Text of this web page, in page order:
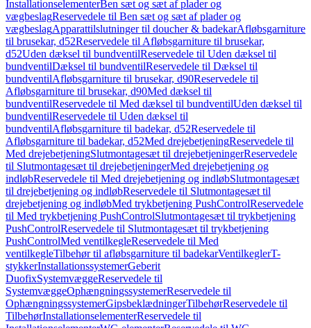
InstallationselementerBen sæt og sæt af plader og
vægbeslagReservedele til Ben sæt og sæt af plader og
vægbeslagApparattilslutninger til doucher & badekarAfløbsgarniture
til brusekar, d52Reservedele til Afløbsgarniture til brusekar,
d52Uden dæksel til bundventilReservedele til Uden dæksel til
bundventilDæksel til bundventilReservedele til Dæksel til
bundventilAfløbsgarniture til brusekar, d90Reservedele til
Afløbsgarniture til brusekar, d90Med dæksel til
bundventilReservedele til Med dæksel til bundventilUden dæksel til
bundventilReservedele til Uden dæksel til
bundventilAfløbsgarniture til badekar, d52Reservedele til
Afløbsgarniture til badekar, d52Med drejebetjeningReservedele til
Med drejebetjeningSlutmontagesæt til drejebetjeningerReservedele
til Slutmontagesæt til drejebetjeningerMed drejebetjening og
indløbReservedele til Med drejebetjening og indløbSlutmontagesæt
til drejebetjening og indløbReservedele til Slutmontagesæt til
drejebetjening og indløbMed trykbetjening PushControlReservedele
til Med trykbetjening PushControlSlutmontagesæt til trykbetjening
PushControlReservedele til Slutmontagesæt til trykbetjening
PushControlMed ventilkegleReservedele til Med
ventilkegleTilbehør til afløbsgarniture til badekarVentilkeglerT-
stykkerInstallationssystemerGeberit
DuofixSystemvæggeReservedele til
SystemvæggeOphængningssystemerReservedele til
OphængningssystemerGipsbeklædningerTilbehørReservedele til
TilbehørInstallationselementerReservedele til